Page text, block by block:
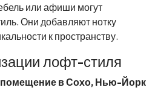
или афиши могут
Они добавляют нотку
к пространству.
лофт-стиля
помещение в Сохо, Нью-Йорк